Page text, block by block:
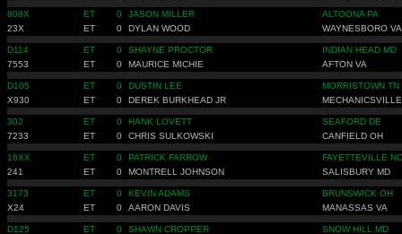
808X ET 0 JASON MILLER
ALTOONA PA
23X
ET 0 DYLAN WOOD WAYNESBORO VA
D114 ET 0 SHAYNE PROCTOR
INDIAN HEAD MD
7553
ET 0 MAURICE MICHIE AFTON VA
D105 ET 0 DUSTIN LEE
MORRISTOWN TN
X930
ET 0 DEREK BURKHEAD JR
302 ET 0 HANK LOVETT
SEAFORD DE
7233
ET 0 CHRIS SULKOWSKI CANFIELD OH
16XX ET 0 PATRICK FARROW
FAYETTEVILLE NC
241
ET 0 MONTRELL JOHNSON SALISBURY MD
3173 ET 0 KEVIN ADAMS
BRUNSWICK OH
X24
ET 0 AARON DAVIS MANASSAS VA
D125 ET 0 SHAWN CROPPER
SNOW HILL MD